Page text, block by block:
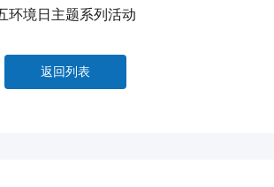
环境日主题系列活动
返回列表